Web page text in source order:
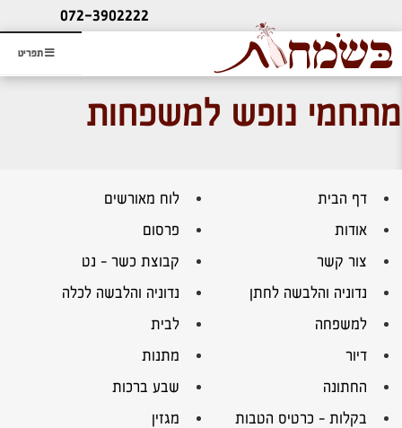
תפריט
ליעוץ חינם
והזמנת כרטיס שמחות
072-3902222
מתחמי נופש למשפחות
דף הבית
לוח מאורשים
אודות
פרסום
צור קשר
קבוצת כשר – נט
נדוניה והלבשה לחתן
נדוניה והלבשה לכלה
למשפחה
לבית
דיור
מתנות
החתונה
שבע ברכות
בקלות – כרטיס הטבות
מגזין